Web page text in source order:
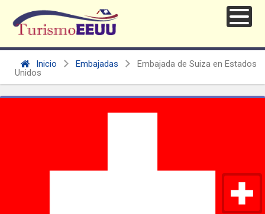
Inicio Embajadas
Embajada de Suiza en Estados
Unidos